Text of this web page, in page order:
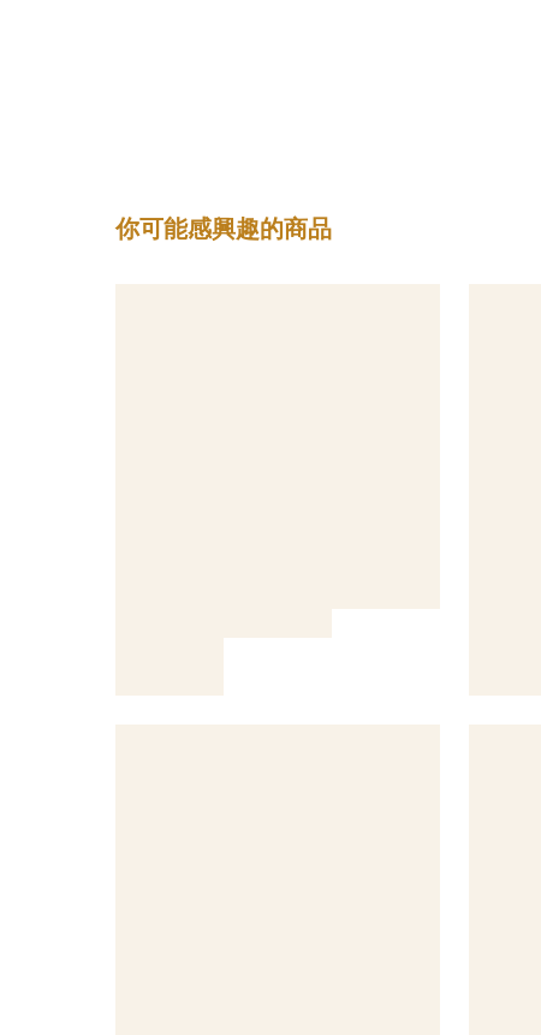
你可能感興趣的商品